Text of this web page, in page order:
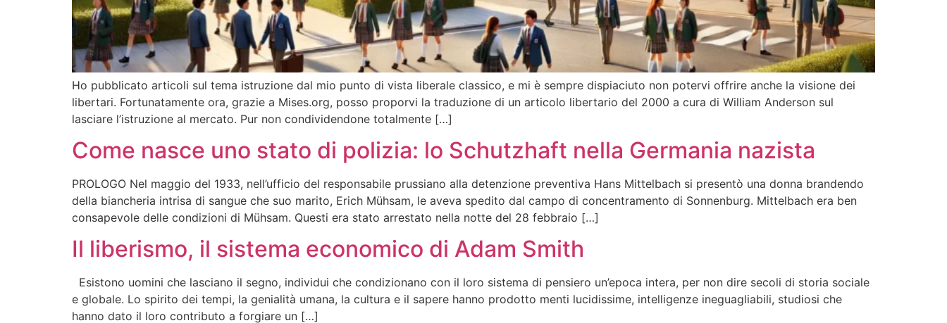
Ho pubblicato articoli sul tema istruzione dal mio punto di vista liberale classico, e mi è sempre dispiaciuto non potervi offrire anche la visione dei
libertari. Fortunatamente ora, grazie a Mises.org, posso proporvi la traduzione di un articolo libertario del 2000 a cura di William Anderson sul
lasciare l’istruzione al mercato. Pur non condividendone totalmente […]
Come nasce uno stato di polizia: lo Schutzhaft nella Germania nazista
PROLOGO Nel maggio del 1933, nell’ufficio del responsabile prussiano alla detenzione preventiva Hans Mittelbach si presentò una donna brandendo
della biancheria intrisa di sangue che suo marito, Erich Mühsam, le aveva spedito dal campo di concentramento di Sonnenburg. Mittelbach era ben
consapevole delle condizioni di Mühsam. Questi era stato arrestato nella notte del 28 febbraio […]
Il liberismo, il sistema economico di Adam Smith
Esistono uomini che lasciano il segno, individui che condizionano con il loro sistema di pensiero un’epoca intera, per non dire secoli di storia sociale
e globale. Lo spirito dei tempi, la genialità umana, la cultura e il sapere hanno prodotto menti lucidissime, intelligenze ineguagliabili, studiosi che
hanno dato il loro contributo a forgiare un […]